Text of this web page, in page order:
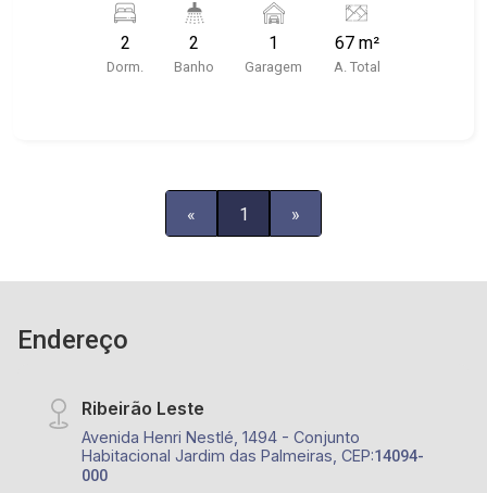
de garagem coberta; - Próximo à Assaí
Atacadista, Avenida Dr. Francisco Junqueira e
Avenida Maria de Jesus Condeixa.
2
Dorm.
2
Banho
1
Garagem
67 m²
A. Total
« 1 »
Endereço
Ribeirão Leste
Avenida Henri Nestlé, 1494 - Conjunto
Habitacional Jardim das Palmeiras, CEP:14094-
000